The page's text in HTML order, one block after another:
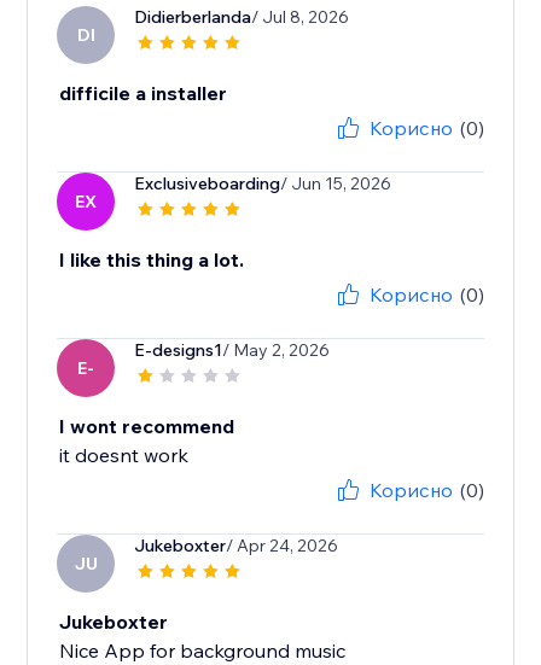
DI
Didierberlanda/ Jul 8, 2026
difficile a installer
Корисно (0)
EX
Exclusiveboarding/ Jun 15, 2026
I like this thing a lot.
Корисно (0)
E-
E-designs1/ May 2, 2026
I wont recommend
it doesnt work
Корисно (0)
JU
Jukeboxter/ Apr 24, 2026
Jukeboxter
Nice App for background music